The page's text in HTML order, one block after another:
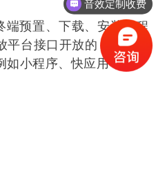
预置、下载、安装的程
台接口开放的，用户无
如小程序、快应用等。
音效定制收费